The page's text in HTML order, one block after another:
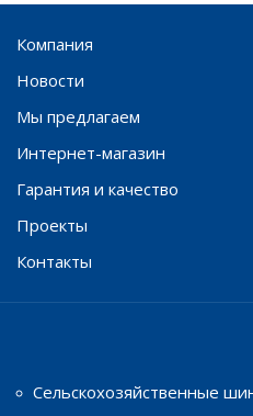
Компания
Новости
Мы предлагаем
Интернет-магазин
Гарантия и качество
Проекты
Контакты
Сельскохозяйственные